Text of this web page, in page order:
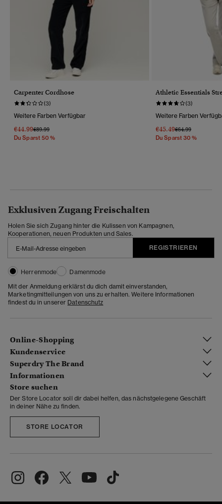
Carpenter Cordhose
(3)
Weitere Farben Verfügbar
€44.99Preis Wurde Reduziert Von
€89.99Bis
Du Sparst 50 %
Athletic Essentials
(3)
Weitere Farben
€45.49Preis Wurde
€64.99Bis
Du Sparst 30 %
Exklusiven Zugang Freischalten
Holen Sie sich Zugang hinter die Kulissen von Kampagnen,
Kooperationen, neuen Produkten und Sales.
REGISTRIEREN
Herrenmode
Damenmode
Mit der Anmeldung erklärst du dich damit einverstanden,
Marketingmitteilungen von uns zu erhalten. Weitere Informationen
findest du in unserer Datenschutz
Online-Shopping
Kundenservice
Superdry The Brand
Informationen
Store suchen
Der Store Locator soll dir dabei helfen, das nächstgelegene Geschäft
in deiner Nähe zu finden.
STORE LOCATOR